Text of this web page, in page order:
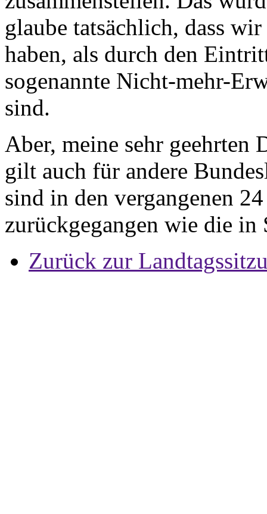
glaube tatsächlich, dass
haben, als durch den
sogenannte Nicht-mehr-
sind.
Aber, meine sehr geehrten
gilt auch für andere
sind in den vergangenen
zurückgegangen wie die
Zurück zur